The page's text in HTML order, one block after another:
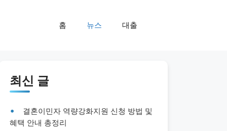
홈 뉴스 대출
최신 글
결혼이민자 역량강화지원 신청 방법 및
혜택 안내 총정리